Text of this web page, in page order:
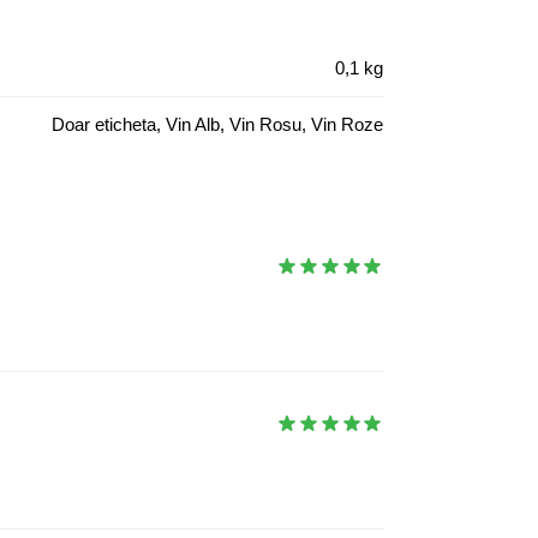
0,1 kg
Doar eticheta, Vin Alb, Vin Rosu, Vin Roze